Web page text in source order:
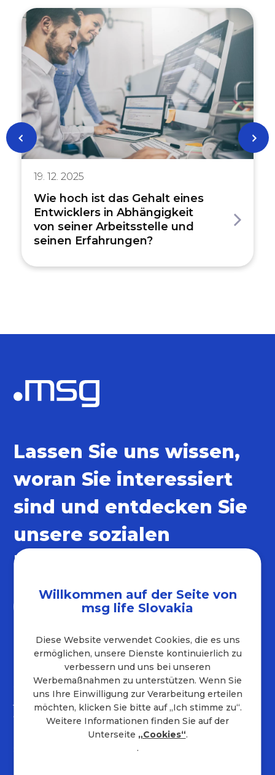
19. 12. 2025
Wie hoch ist das Gehalt eines
Entwicklers in Abhängigkeit
von seiner Arbeitsstelle und
seinen Erfahrungen?
Adresse des Unternehmens
+421 232 221 454
job.sk@msg.group
Lassen Sie uns wissen,
woran Sie interessiert
sind und entdecken Sie
unsere sozialen
Netzwerke
Willkommen auf der Seite von
msg life Slovakia
Diese Website verwendet Cookies, die es uns
ermöglichen, unsere Dienste kontinuierlich zu
verbessern und uns bei unseren
Werbemaßnahmen zu unterstützen. Wenn Sie
uns Ihre Einwilligung zur Verarbeitung erteilen
möchten, klicken Sie bitte auf „Ich stimme zu“.
Weitere Informationen finden Sie auf der
Unterseite „Cookies“.
.